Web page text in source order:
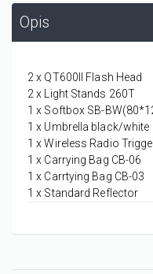
Opis
2 x QT600II Flash Head
2 x Light Stands 260T
1 x Softbox SB-
1 x Umbrella black/
1 x Wireless Radio
1 x Carrying Bag CB-06
1 x Carrtying Bag CB-03
1 x Standard Reflector